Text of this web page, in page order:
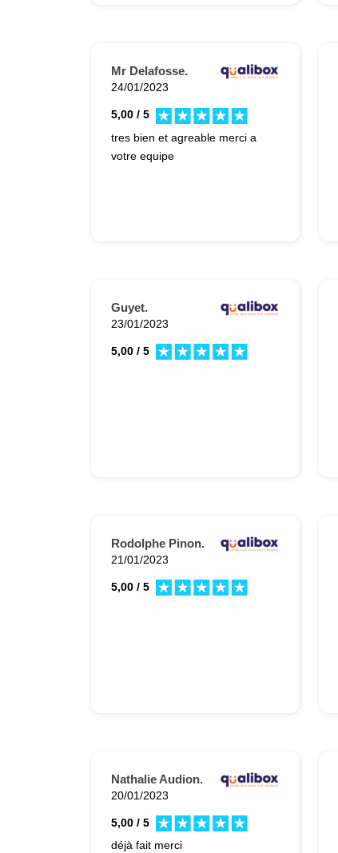
Mr Delafosse.
24/01/2023
5,00 / 5
tres bien et agreable merci a
votre equipe
Guyet.
23/01/2023
5,00 / 5
Rodolphe Pinon.
21/01/2023
5,00 / 5
Nathalie Audion.
20/01/2023
5,00 / 5
déjà fait merci